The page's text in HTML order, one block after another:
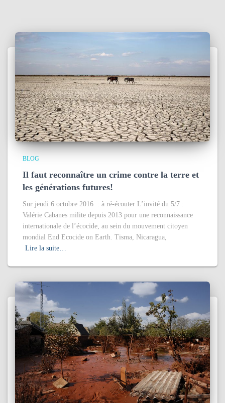
BLOG
Il faut reconnaître un crime contre la terre et
les générations futures!
Sur jeudi 6 octobre 2016 : à ré-écouter L’invité du 5/7 :
Valérie Cabanes milite depuis 2013 pour une reconnaissance
internationale de l’écocide, au sein du mouvement citoyen
mondial End Ecocide on Earth. Tisma, Nicaragua,
Lire la suite…